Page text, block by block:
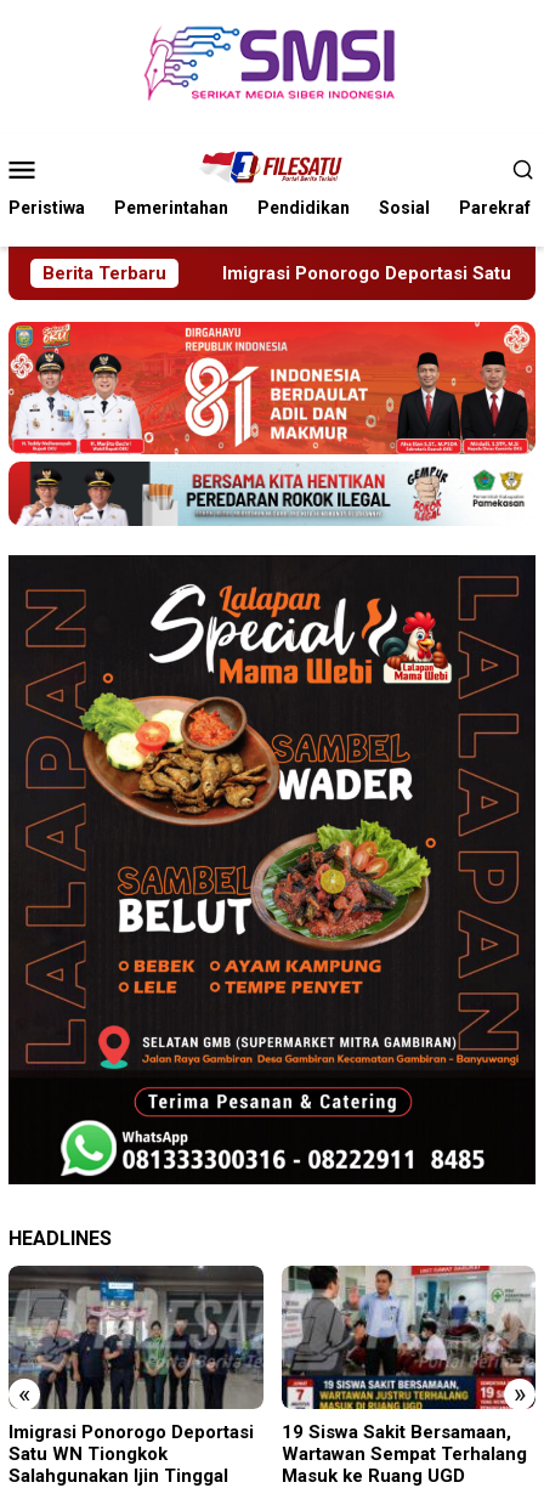
Mobile
Peristiwa Pemerintahan Pendidikan Sosial Parekraf
Berita Terbaru
Ponorogo Deportasi Satu WN Tiongkok Salahgunakan Ijin
HEADLINES
« »
19 Siswa Sakit Bersamaan,
Wartawan Sempat Terhalang
Masuk ke Ruang UGD
Sambut HUT RI ke-81 di
Gunung Sanggabuana, KPU
Karawang Jaga Stamina